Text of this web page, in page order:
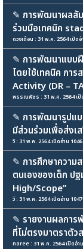
✎ การพัฒนาผลสัม
ร่วมมือเทคนิค
ดวงเดือน : 31 พ.ค. 2564 เปิด
✎ การพัฒนาแบบฝึ
โดยใช้เทคนิค กา
Activity (DR –
พรรณพัชร : 31 พ.ค. 2564 เปิ
✎ การพัฒนารูปแ
มีส่วนร่วมเพื่อส่งเ
วิ : 31 พ.ค. 2564 เปิดอ่าน
✎ การศึกษาความ
ตนเองของเด็ก ป
High/Scope”
วิ : 31 พ.ค. 2564 เปิดอ่าน
✎ รายงานผลการ
ที่ไม่ตรงมาตราตัว
naree : 31 พ.ค. 2564 เปิดอ่า